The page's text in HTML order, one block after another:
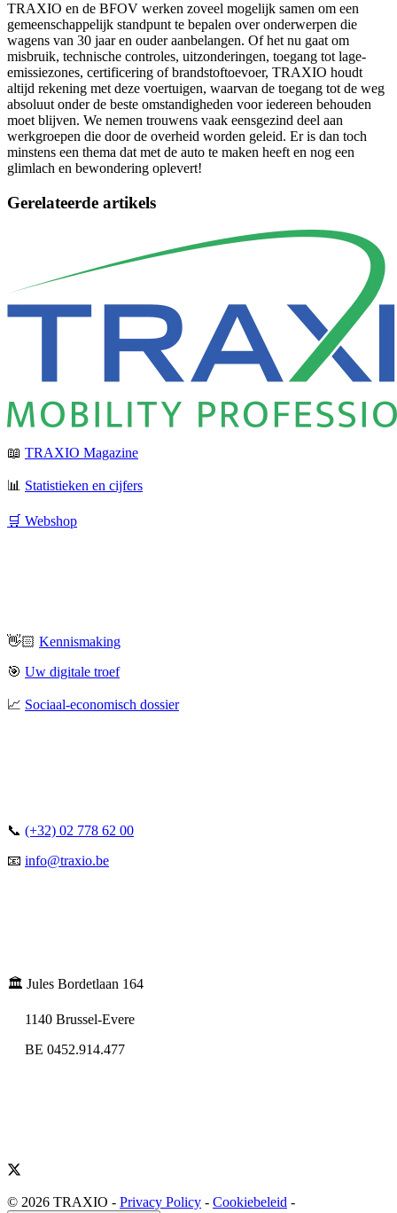
TRAXIO en de BFOV werken zoveel mogelijk samen om een
gemeenschappelijk standpunt te bepalen over onderwerpen die
wagens van 30 jaar en ouder aanbelangen. Of het nu gaat om
misbruik, technische controles, uitzonderingen, toegang tot lage-
emissiezones, certificering of brandstoftoevoer, TRAXIO houdt
altijd rekening met deze voertuigen, waarvan de toegang tot de weg
absoluut onder de beste omstandigheden voor iedereen behouden
moet blijven. We nemen trouwens vaak eensgezind deel aan
werkgroepen die door de overheid worden geleid. Er is dan toch
minstens een thema dat met de auto te maken heeft en nog een
glimlach en bewondering oplevert!
Gerelateerde artikels
📖 TRAXIO Magazine
📊 Statistieken en cijfers
🛒 Webshop
👋🏻 Kennismaking
🎯 Uw digitale troef
📈 Sociaal-economisch dossier
📞 (+32) 02 778 62 00
📧 info@traxio.be
🏛️ Jules Bordetlaan 164
1140 Brussel-Evere
BE 0452.914.477
© 2026 TRAXIO - Privacy Policy - Cookiebeleid -